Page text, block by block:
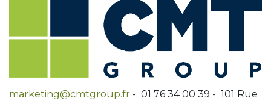
marketing@cmtgroup.fr - 01 76 34 00 39 - 101 Rue